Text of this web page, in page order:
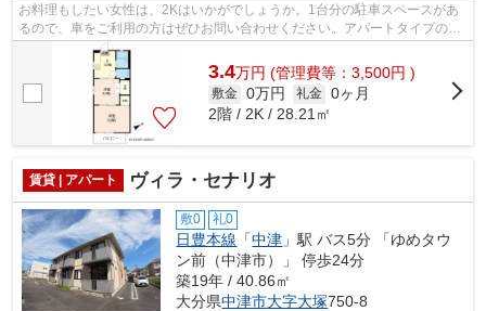
お料理もしたい女性は、2Kはいかがでしょうか。1台分の駐車スペースがあ
るので、車をご利用の方はぜひお問い合わせください。アパートタイプのお
部屋です。駐車場の空きがあるので、他...
3.4万円 (管理費等：3,500円 )
敷金 0万円 礼金 0ヶ月
2階 / 2K / 28.21㎡
賃貸 | アパート ヴィラ・セナリオ
敷0 礼0
日豊本線 「中津 」駅 バス5分 「ゆめタウ
ン前（中津市）」 停歩24分
築19年 / 40.86㎡
大分県中津市大字大塚750-8